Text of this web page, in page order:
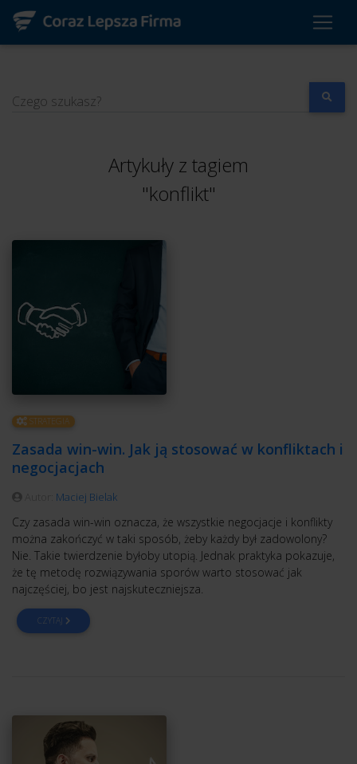
Czego szukasz?
Artykuły z tagiem
"konflikt"
STRATEGIA
Zasada win-win. Jak ją stosować w konfliktach i
negocjacjach
Maciej Bielak
Czy zasada win-win oznacza, że wszystkie negocjacje i konflikty
można zakończyć w taki sposób, żeby każdy był zadowolony?
Nie. Takie twierdzenie byłoby utopią. Jednak praktyka pokazuje,
że tę metodę rozwiązywania sporów warto stosować jak
najczęściej, bo jest najskuteczniejsza.
CZYTAJ